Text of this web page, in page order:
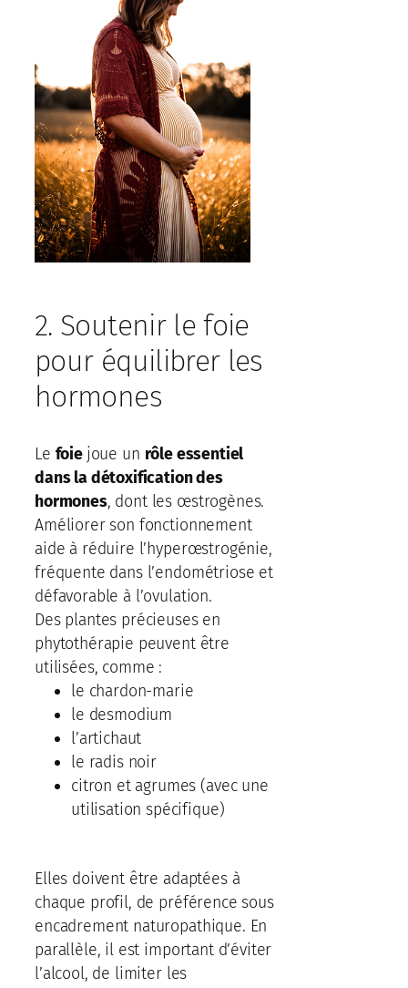
2. Soutenir le foie
pour équilibrer les
hormones
Le foie joue un rôle essentiel
dans la détoxification des
hormones, dont les œstrogènes.
Améliorer son fonctionnement
aide à réduire l’hyperœstrogénie,
fréquente dans l’endométriose et
défavorable à l’ovulation.
Des plantes précieuses en
phytothérapie peuvent être
utilisées, comme :
le chardon-marie
le desmodium
l’artichaut
le radis noir
citron et agrumes (avec une
utilisation spécifique)
Elles doivent être adaptées à
chaque profil, de préférence sous
encadrement naturopathique. En
parallèle, il est important d’éviter
l’alcool, de limiter les